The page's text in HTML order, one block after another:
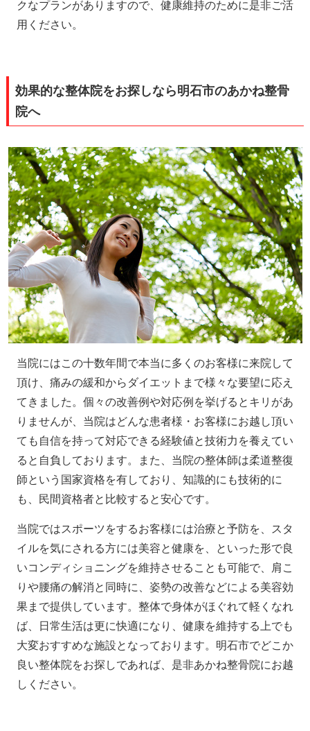
クなプランがありますので、健康維持のために是非ご活
用ください。
効果的な整体院をお探しなら明石市のあかね整骨
院へ
当院にはこの十数年間で本当に多くのお客様に来院して
頂け、痛みの緩和からダイエットまで様々な要望に応え
てきました。個々の改善例や対応例を挙げるとキリがあ
りませんが、当院はどんな患者様・お客様にお越し頂い
ても自信を持って対応できる経験値と技術力を養えてい
ると自負しております。また、当院の整体師は柔道整復
師という国家資格を有しており、知識的にも技術的に
も、民間資格者と比較すると安心です。
当院ではスポーツをするお客様には治療と予防を、スタ
イルを気にされる方には美容と健康を、といった形で良
いコンディショニングを維持させることも可能で、肩こ
りや腰痛の解消と同時に、姿勢の改善などによる美容効
果まで提供しています。整体で身体がほぐれて軽くなれ
ば、日常生活は更に快適になり、健康を維持する上でも
大変おすすめな施設となっております。明石市でどこか
良い整体院をお探しであれば、是非あかね整骨院にお越
しください。